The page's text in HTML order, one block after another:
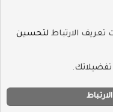
تعريف الارتباط لتحسين